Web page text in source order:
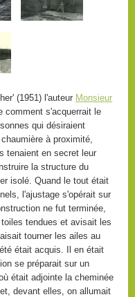
(1951) l'auteur Monsieur
comment s'acquerrait le
qui désiraient
à proximité,
tenaient en secret leur
la structure du
isolé. Quand le tout était
l'ajustage s'opérait sur
ne fut terminée,
tendues et avisait les
tourner les ailes au
était acquis. Il en était
se préparait sur un
était adjointe la cheminée
devant elles, on allumait